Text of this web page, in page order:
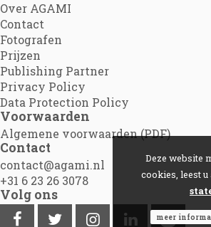
Over AGAMI
Contact
Fotografen
Prijzen
Publishing Partner
Privacy Policy
Data Protection Policy
Voorwaarden
Algemene voorwaarden (PDF)
Contact
contact@agami.nl
+31 6 23 26 3078
Volg ons
Deze website
cookies, leest u
meer